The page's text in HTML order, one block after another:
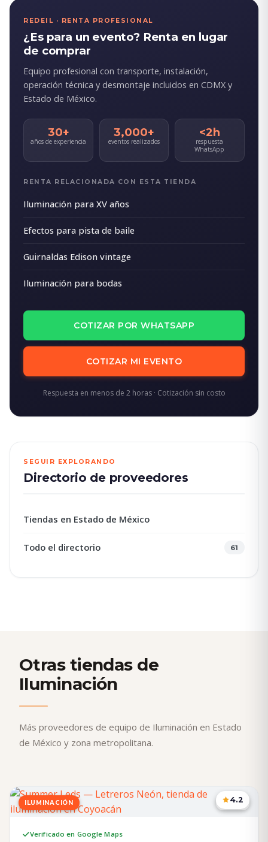
REDEIL · RENTA PROFESIONAL
¿Es para un evento? Renta en lugar
de comprar
Equipo profesional con transporte, instalación,
operación técnica y desmontaje incluidos en CDMX y
Estado de México.
30+
años de experiencia
3,000+
eventos realizados
<2h
respuesta
WhatsApp
RENTA RELACIONADA CON ESTA TIENDA
Iluminación para XV años
Efectos para pista de baile
Guirnaldas Edison vintage
Iluminación para bodas
COTIZAR POR WHATSAPP
COTIZAR MI EVENTO
Respuesta en menos de 2 horas · Cotización sin costo
SEGUIR EXPLORANDO
Directorio de proveedores
Tiendas en Estado de México
Todo el directorio 61
Otras tiendas de
Iluminación
Más proveedores de equipo de Iluminación en Estado
de México y zona metropolitana.
ILUMINACIÓN CDMX
4.2
Verificado en Google Maps